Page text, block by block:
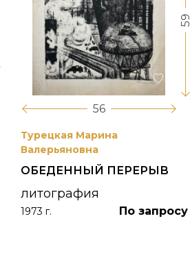
56
59
Турецкая Марина
Валерьяновна
ОБЕДЕННЫЙ ПЕРЕРЫВ
литография
1973 г. По запросу